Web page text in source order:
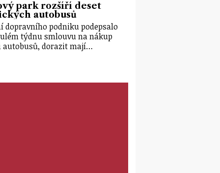
park rozšíří deset
autobusů
dopravního podniku podepsalo
týdnu smlouvu na nákup
autobusů, dorazit mají…